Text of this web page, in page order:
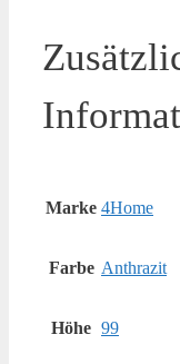
Marke 4Home
Farbe Anthrazit
Höhe 99